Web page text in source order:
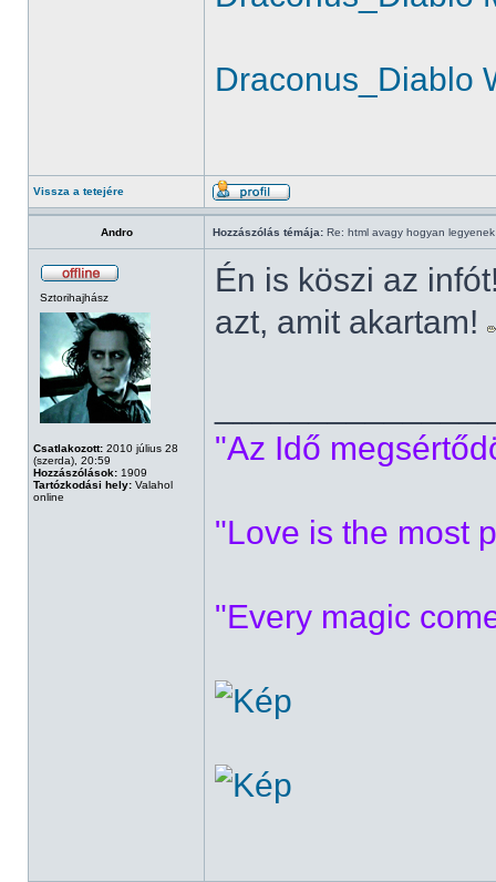
Draconus_Diablo
Vissza a tetejére
Andro Hozzászólás témája: Re: html avagy hogyan
Sztorihajhász
Csatlakozott: 2010 július 28
(szerda), 20:59
Hozzászólások: 1909
Tartózkodási hely: Valahol
online
Én is köszi az
azt, amit akartam!
"Az Idő
"Love is the most
"Every magic